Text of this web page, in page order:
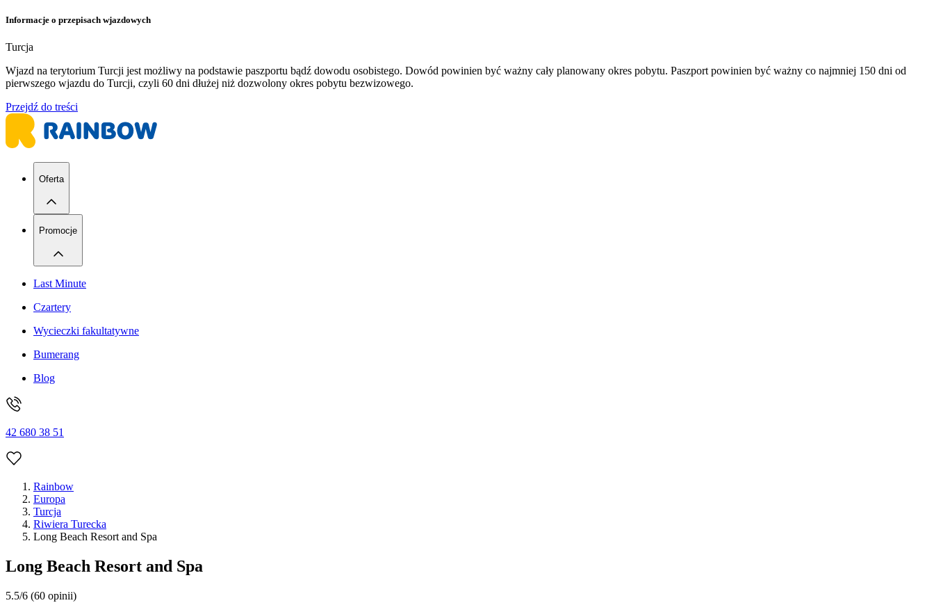
Informacje o przepisach wjazdowych
Turcja
Wjazd na terytorium Turcji jest możliwy na podstawie paszportu bądź dowodu osobistego. Dowód powinien być ważny cały planowany okres pobytu. Paszport powinien być ważny co najmniej 150 dni od
pierwszego wjazdu do Turcji, czyli 60 dni dłużej niż dozwolony okres pobytu bezwizowego.
Przejdź do treści
Oferta
Promocje
Last Minute
Czartery
Wycieczki fakultatywne
Bumerang
Blog
42 680 38 51
Rainbow
Europa
Turcja
Riwiera Turecka
Long Beach Resort and Spa
Long Beach Resort and Spa
5.5/6 (60 opinii)